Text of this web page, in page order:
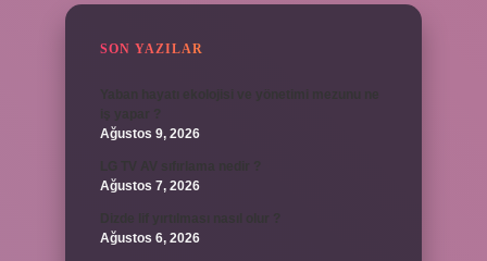
SON YAZILAR
Ağustos 9, 2026
Ağustos 7, 2026
Ağustos 6, 2026